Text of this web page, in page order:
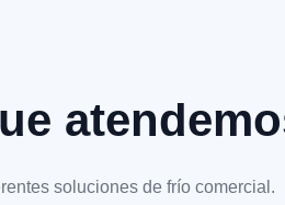
soluciones de frío comercial.